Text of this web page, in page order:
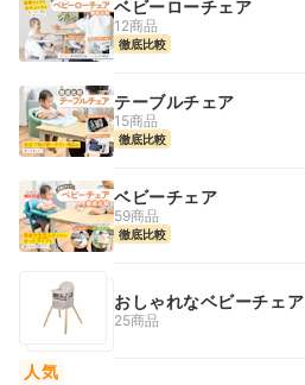
ベビーローチェア
12商品
徹底比較
テーブルチェア
15商品
徹底比較
ベビーチェア
59商品
徹底比較
おしゃれなベビーチェア
25商品
人気